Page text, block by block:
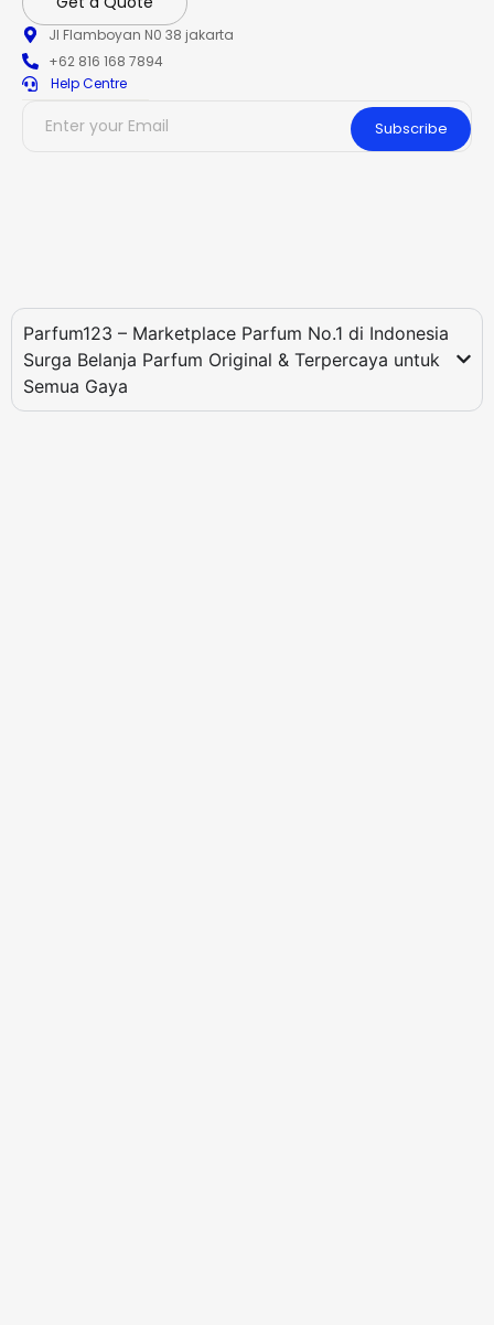
Jl Flamboyan N0 38 jakarta
+62 816 168 7894
Help Centre
Subscribe
Parfum123 – Marketplace Parfum No.1 di Indonesia
Surga Belanja Parfum Original & Terpercaya untuk
Semua Gaya